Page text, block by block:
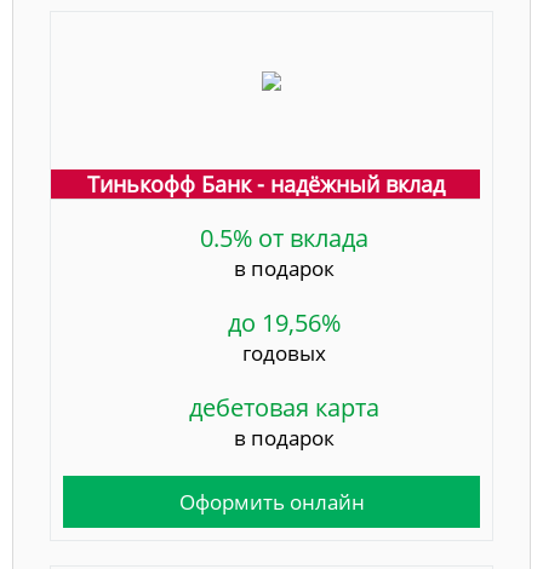
Тинькофф Банк - надёжный вклад
0.5% от вклада
в подарок
до 19,56%
годовых
дебетовая карта
в подарок
Оформить онлайн